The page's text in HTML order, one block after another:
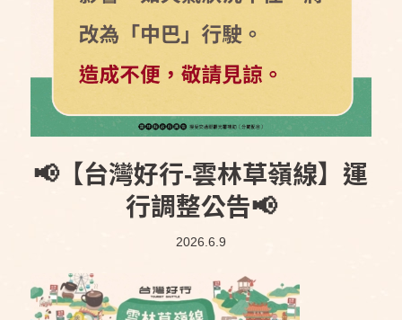
📢【台灣好行-雲林草嶺線】運
行調整公告📢
2026.6.9